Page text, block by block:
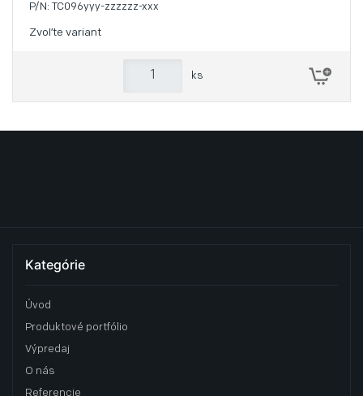
P/N: TC096yyy-zzzzzz-xxx
Zvoľte variant
ks
Kategórie
Úvod
Produktové portfólio
Výpredaj
O nás
Referencie